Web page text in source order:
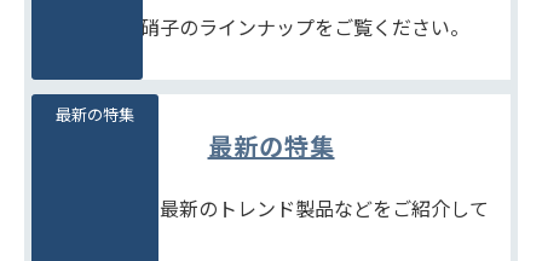
豊富な石堂硝子のラインナップをご覧ください。
最新の特集
季節商品や、最新のトレンド製品などをご紹介して
最新の特集